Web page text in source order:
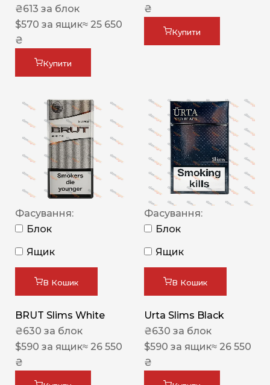
₴613 за блок
$570 за ящик≈ 25 650
₴
Купити
₴
Купити
Фасування:
Блок
Ящик
В Кошик
BRUT Slims White
₴630 за блок
$590 за ящик≈ 26 550
₴
Фасування:
Блок
Ящик
В Кошик
Urta Slims Black
₴630 за блок
$590 за ящик≈ 26 550
₴